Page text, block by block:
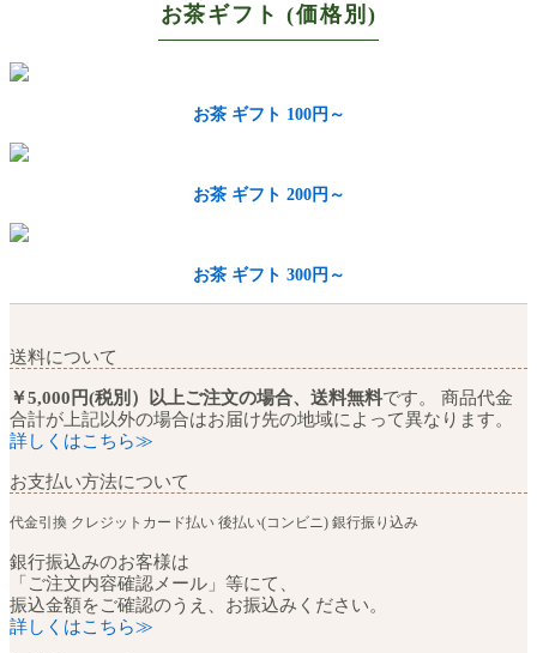
お茶ギフト (価格別)
お茶 ギフト 100円～
お茶 ギフト 200円～
お茶 ギフト 300円～
送料について
￥5,000円(税別）以上ご注文の場合、送料無料です。 商品代金
合計が上記以外の場合はお届け先の地域によって異なります。
詳しくはこちら≫
お支払い方法について
代金引換 クレジットカード払い 後払い(コンビニ) 銀行振り込み
銀行振込みのお客様は
「ご注文内容確認メール」等にて、
振込金額をご確認のうえ、お振込みください。
詳しくはこちら≫